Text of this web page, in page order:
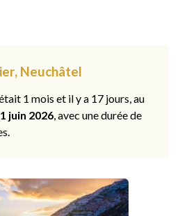
Neuchâtel
1 mois et il y a 17 jours, au
juin 2026, avec une durée de